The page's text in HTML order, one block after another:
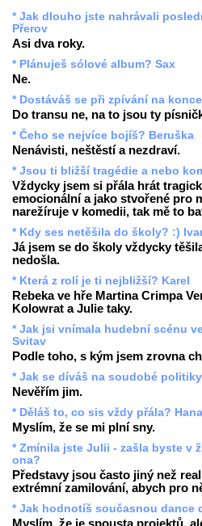
* Jak dlouho jste nahrávali
Přerov
Asi dva roky.
* Plánuješ sólové album? Sax
Ne.
* Dostáváš se při zpívání na
Do transu ne, na to jsou ty
* Čeho se nejvíce bojíš? Beruška
Nenávisti, neštěstí a nezdraví.
* Jsou ti bližší tragédie a nebo
Vždycky jsem si přála hrát
emocionální a jako stvořené pro
narežíruje v komedii, tak mě to
* Kdy ses netěšila do školy? :)
Já jsem se do školy vždycky
nedošla.
* Která z rolí je ti nejbližší? Karel
Rebeka ve hře Martina Crimpa
Kolowrat a Julie taky.
* Jak jsi vnímala hudební scénu
Svitav
Podle toho, s kým jsem zrovna
* Jak se díváš na soudobé
Nevěřím jim.
* Děláš to, co sis vždy přála?
Myslím, že se mi plní sny.
* Zmínila jste Julii - zašla byste v
ona?
Představy jsou často jiný než
extrémní zamilování, abych pro
* Jak hodnotíš současnou dance